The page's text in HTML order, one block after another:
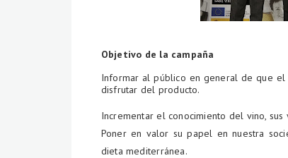
Objetivo de la campaña
Informar al público en general de que
disfrutar del producto.
Incrementar el conocimiento del vino, sus
Poner en valor su papel en nuestra
dieta mediterránea.